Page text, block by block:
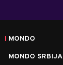
MONDO
MONDO SRBIJA